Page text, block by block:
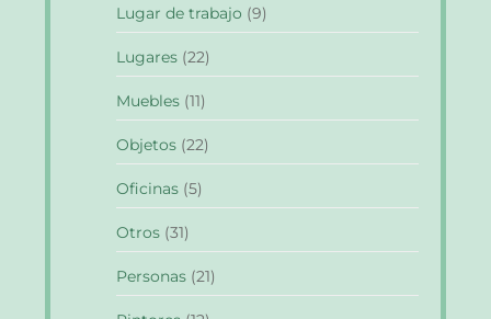
Lugar de trabajo (9)
Lugares (22)
Muebles (11)
Objetos (22)
Oficinas (5)
Otros (31)
Personas (21)